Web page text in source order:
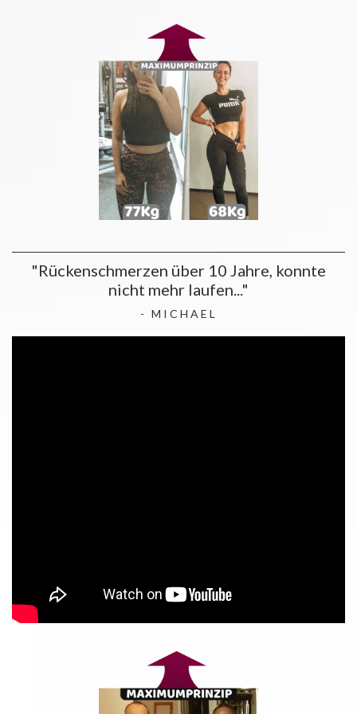
"Rückenschmerzen über 10 Jahre, konnte
nicht mehr laufen..."
- MICHAEL